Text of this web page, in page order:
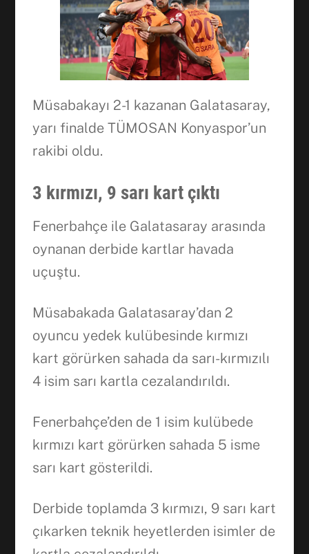
Müsabakayı 2-1 kazanan Galatasaray,
yarı finalde TÜMOSAN Konyaspor’un
rakibi oldu.
3 kırmızı, 9 sarı kart çıktı
Fenerbahçe ile Galatasaray arasında
oynanan derbide kartlar havada
uçuştu.
Müsabakada Galatasaray’dan 2
oyuncu yedek kulübesinde kırmızı
kart görürken sahada da sarı-kırmızılı
4 isim sarı kartla cezalandırıldı.
Fenerbahçe’den de 1 isim kulübede
kırmızı kart görürken sahada 5 isme
sarı kart gösterildi.
Derbide toplamda 3 kırmızı, 9 sarı kart
çıkarken teknik heyetlerden isimler de